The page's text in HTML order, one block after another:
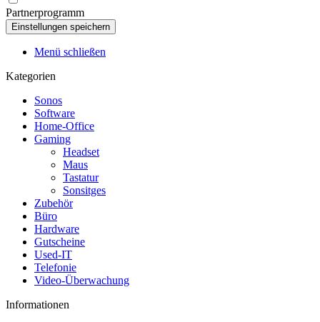
Partnerprogramm
Menü schließen
Kategorien
Sonos
Software
Home-Office
Gaming
Headset
Maus
Tastatur
Sonsitges
Zubehör
Büro
Hardware
Gutscheine
Used-IT
Telefonie
Video-Überwachung
Informationen